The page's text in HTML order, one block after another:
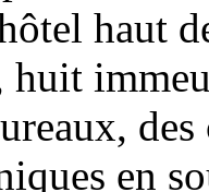
haut
des
en